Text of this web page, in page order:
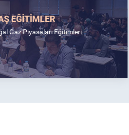
EĞİTİMLER
Gaz Piyasaları Eğitimleri